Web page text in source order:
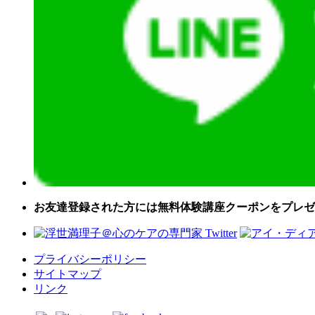
お友達登録された方には無料体験講座クーポンをプレ
プライバシーポリシー
サイトマップ
リンク